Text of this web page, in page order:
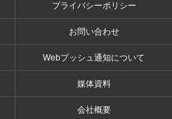
プライバシーポリシー
お問い合わせ
Webプッシュ通知について
媒体資料
会社概要